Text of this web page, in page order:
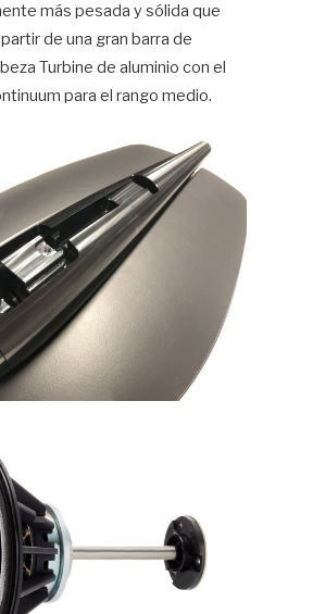
más pesada y sólida que
de una gran barra de
Turbine de aluminio con el
para el rango medio.